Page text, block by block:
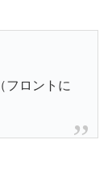
フロントに